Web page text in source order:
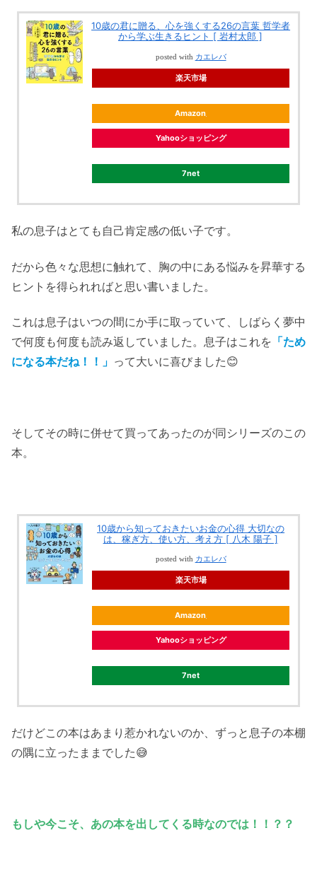
10歳の君に贈る、心を強くする26の言葉 哲学者
から学ぶ生きるヒント [ 岩村太郎 ]
posted with カエレバ
楽天市場
Amazon
Yahooショッピング
7net
私の息子はとても自己肯定感の低い子です。
だから色々な思想に触れて、胸の中にある悩みを昇華する
ヒントを得られればと思い書いました。
これは息子はいつの間にか手に取っていて、しばらく夢中
で何度も何度も読み返していました。息子はこれを 「ため
になる本だね！！」 って大いに喜びました😊
そしてその時に併せて買ってあったのが同シリーズのこの
本。
10歳から知っておきたいお金の心得 大切なの
は、稼ぎ方、使い方、考え方 [ 八木 陽子 ]
posted with カエレバ
楽天市場
Amazon
Yahooショッピング
7net
だけどこの本はあまり惹かれないのか、ずっと息子の本棚
の隅に立ったままでした😅
もしや今こそ、あの本を出してくる時なのでは！！？？